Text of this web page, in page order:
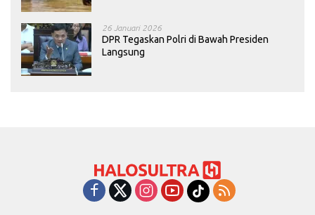
26 Januari 2026
DPR Tegaskan Polri di Bawah Presiden
Langsung